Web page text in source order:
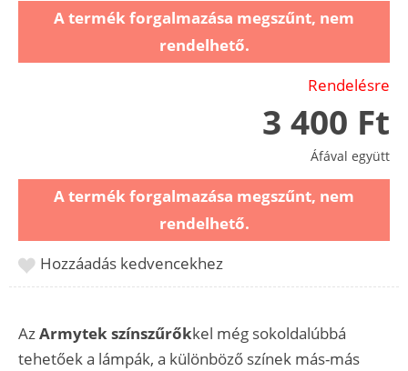
A termék forgalmazása megszűnt, nem
rendelhető.
Rendelésre
3 400 Ft
Áfával együtt
A termék forgalmazása megszűnt, nem
rendelhető.
Hozzáadás kedvencekhez
AzArmytek színszűrőkkel még sokoldalúbbá
tehetőek a lámpák, a különböző színek más-más